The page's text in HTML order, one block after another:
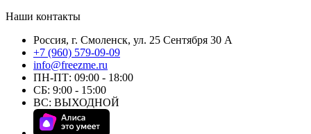
Наши контакты
Россия, г. Смоленск, ул. 25 Сентября 30 А
+7 (960) 579-09-09
info@freezme.ru
ПН-ПТ: 09:00 - 18:00
СБ: 9:00 - 15:00
ВС: ВЫХОДНОЙ